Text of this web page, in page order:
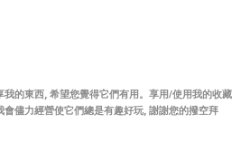
的東西, 希望您覺得它們有用。享用/使用我的收藏
儘力經營使它們總是有趣好玩, 謝謝您的撥空拜